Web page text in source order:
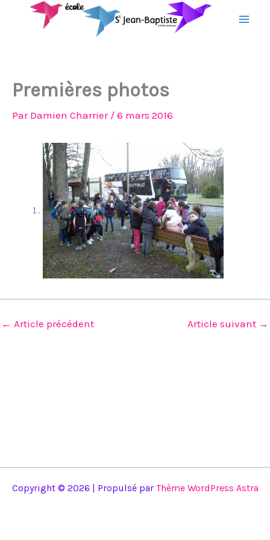
Premières photos
Par Damien Charrier / 6 mars 2016
← Article précédent Article suivant →
Copyright © 2026 | Propulsé par Thème WordPress Astra